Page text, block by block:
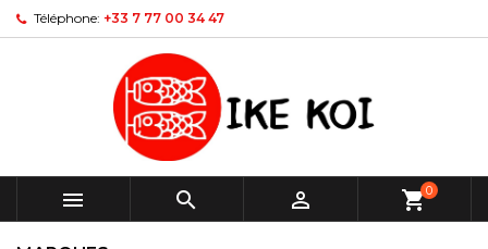
Téléphone: +33 7 77 00 34 47
   shopping_cart0